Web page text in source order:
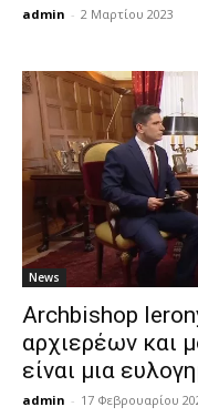
admin - 2 Μαρτίου 2023
News
Archbishop
αρχιερέων και
είναι μια
admin - 17 Φεβρουαρίου